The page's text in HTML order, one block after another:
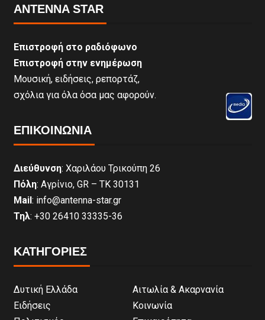
ANTENNA STAR
Επιστροφή στο ραδιόφωνο
Επιστροφή στην ενημέρωση
Μουσική, ειδήσεις, ρεπορτάζ,
σχόλια για όλα όσα μας αφορούν.
ΕΠΙΚΟΙΝΩΝΊΑ
Διεύθυνση: Χαριλάου Τρικούπη 26
Πόλη: Αγρίνιο, GR – ΤΚ 30131
Mail: info@antenna-star.gr
Τηλ: +30 26410 33335-36
ΚΑΤΗΓΟΡΙΕΣ
Δυτική Ελλάδα
Αιτωλία & Ακαρνανία
Ειδήσεις
Κοινωνία